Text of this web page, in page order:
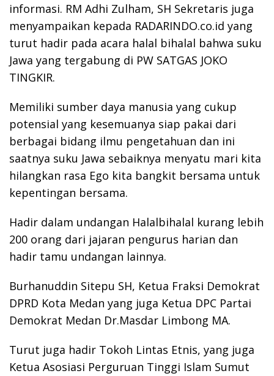
informasi. RM Adhi Zulham, SH Sekretaris juga
menyampaikan kepada RADARINDO.co.id yang
turut hadir pada acara halal bihalal bahwa suku
Jawa yang tergabung di PW SATGAS JOKO
TINGKIR.
Memiliki sumber daya manusia yang cukup
potensial yang kesemuanya siap pakai dari
berbagai bidang ilmu pengetahuan dan ini
saatnya suku Jawa sebaiknya menyatu mari kita
hilangkan rasa Ego kita bangkit bersama untuk
kepentingan bersama.
Hadir dalam undangan Halalbihalal kurang lebih
200 orang dari jajaran pengurus harian dan
hadir tamu undangan lainnya.
Burhanuddin Sitepu SH, Ketua Fraksi Demokrat
DPRD Kota Medan yang juga Ketua DPC Partai
Demokrat Medan Dr.Masdar Limbong MA.
Turut juga hadir Tokoh Lintas Etnis, yang juga
Ketua Asosiasi Perguruan Tinggi Islam Sumut